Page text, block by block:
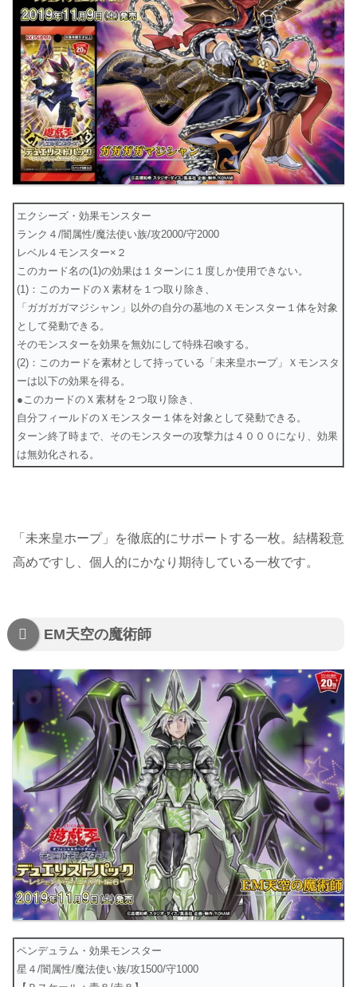
エクシーズ・効果モンスター
ランク４/闇属性/魔法使い族/攻2000/守2000
レベル４モンスター×２
このカード名の(1)の効果は１ターンに１度しか使用できない。
(1)：このカードのＸ素材を１つ取り除き、
「ガガガガマジシャン」以外の自分の墓地のＸモンスター１体を対象
として発動できる。
そのモンスターを効果を無効にして特殊召喚する。
(2)：このカードを素材として持っている「未来皇ホープ」Ｘモンスタ
ーは以下の効果を得る。
●このカードのＸ素材を２つ取り除き、
自分フィールドのＸモンスター１体を対象として発動できる。
ターン終了時まで、そのモンスターの攻撃力は４０００になり、効果
は無効化される。
「未来皇ホープ」を徹底的にサポートする一枚。結構殺意
高めですし、個人的にかなり期待している一枚です。
EM天空の魔術師
ペンデュラム・効果モンスター
星４/闇属性/魔法使い族/攻1500/守1000